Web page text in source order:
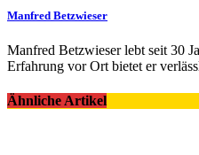
Manfred Betzwieser
Manfred Betzwieser lebt seit 30
Erfahrung vor Ort bietet er
Ähnliche Artikel